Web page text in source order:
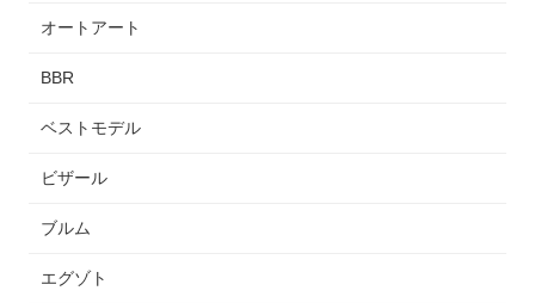
オートアート
BBR
ベストモデル
ビザール
ブルム
エグゾト